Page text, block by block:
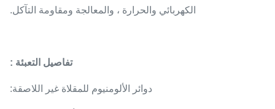
الكهربائي والحرارة ، والمعالجة ومقاومة التآكل.
تفاصيل التعبئة :
دوائر الألومنيوم للمقلاة غير اللاصقة: